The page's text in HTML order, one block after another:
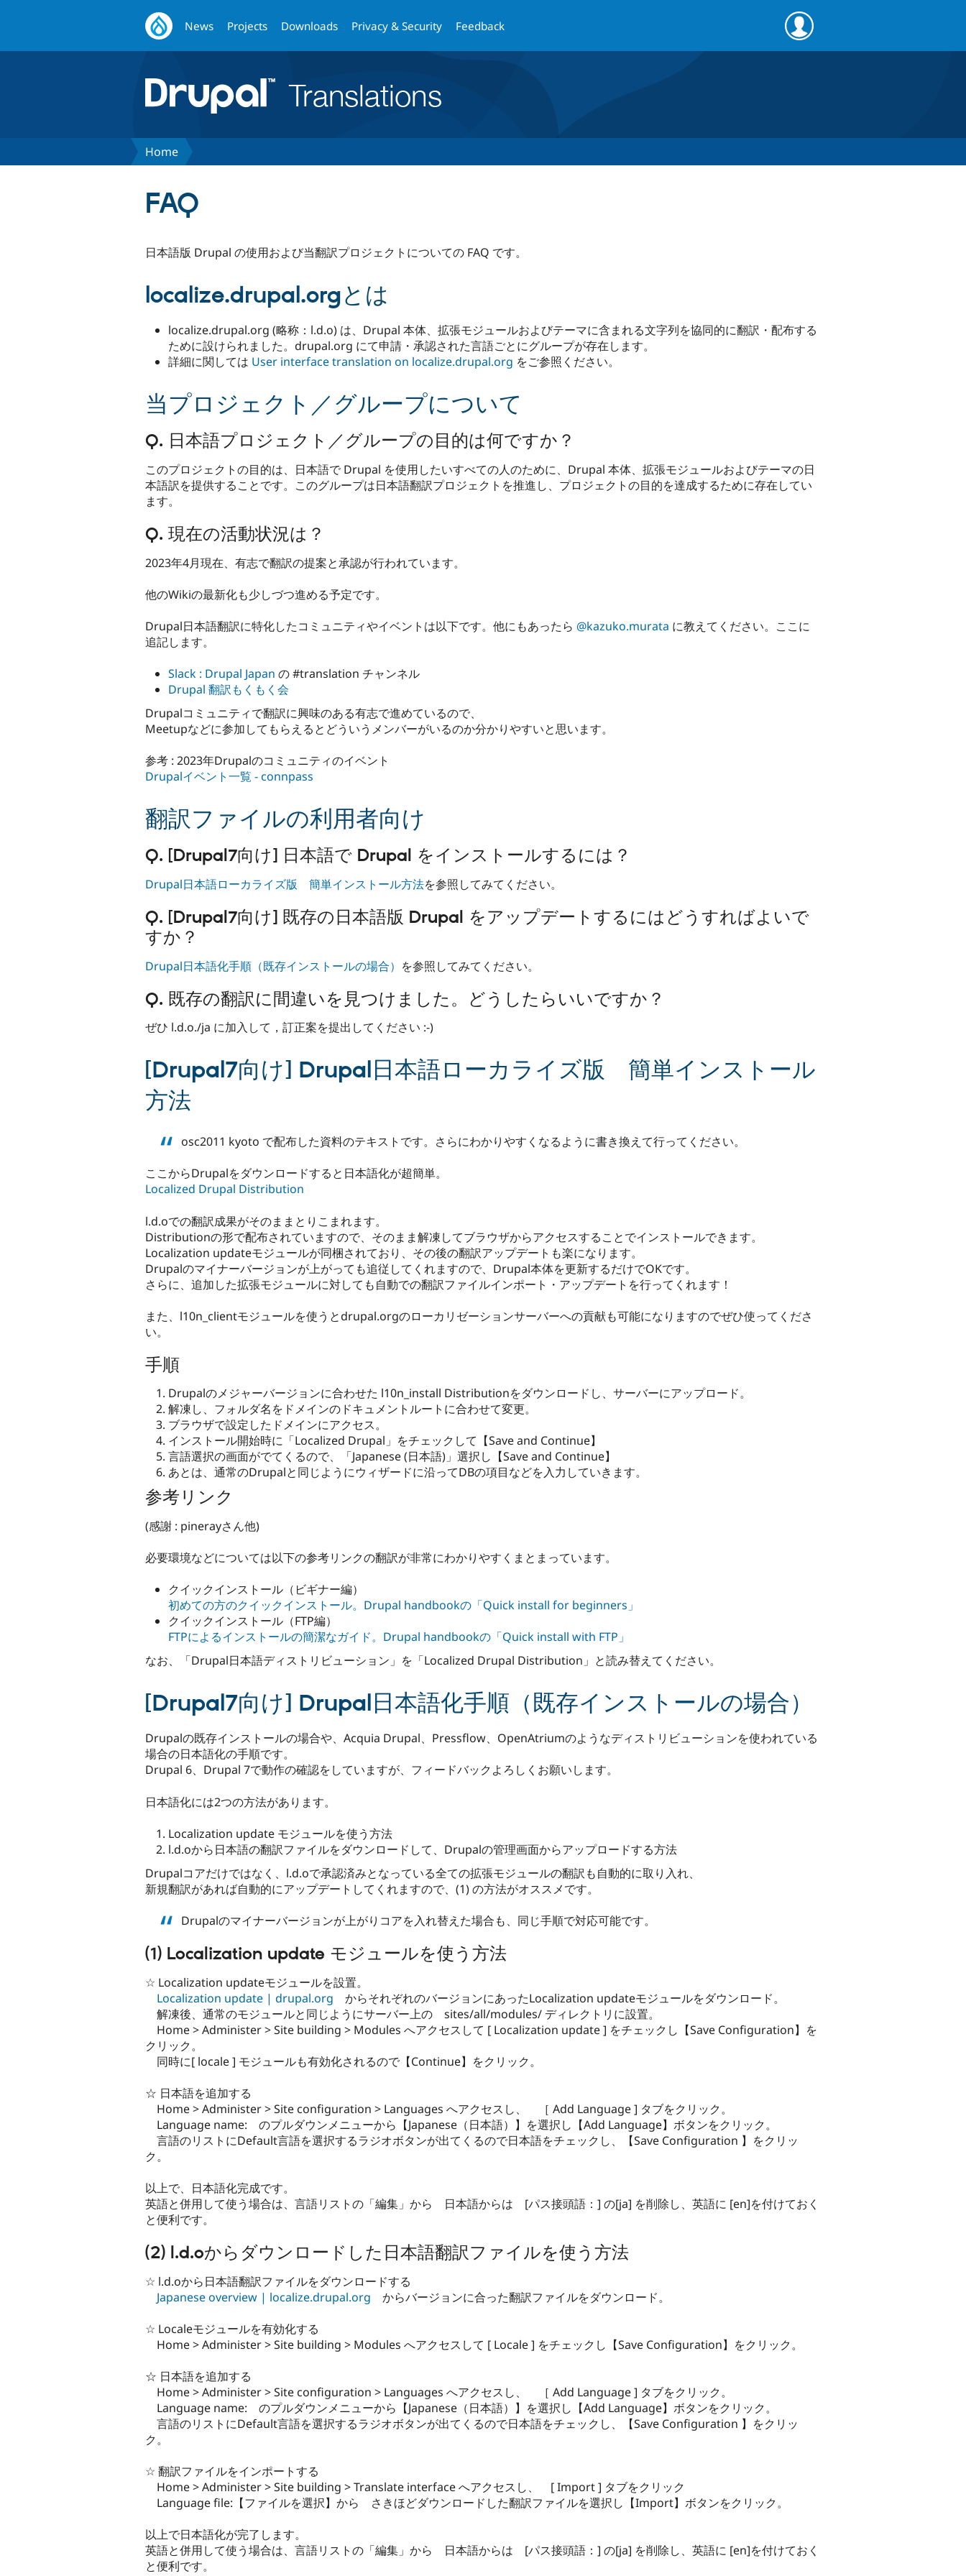
to
to
News Projects Downloads Privacy & Security Feedback
Home
FAQ
日本語版 Drupal の使用および当翻訳プロジェクトについての FAQ です。
localize.drupal.orgとは
localize.drupal.org (略称：l.d.o) は、Drupal 本体、拡張モジュールおよびテーマに含まれる文字列を協同的に翻訳・配布する
ために設けられました。drupal.org にて申請・承認された言語ごとにグループが存在します。
詳細に関しては User interface translation on localize.drupal.org をご参照ください。
当プロジェクト／グループについて
Q. 日本語プロジェクト／グループの目的は何ですか？
このプロジェクトの目的は、日本語で Drupal を使用したいすべての人のために、Drupal 本体、拡張モジュールおよびテーマの日
本語訳を提供することです。このグループは日本語翻訳プロジェクトを推進し、プロジェクトの目的を達成するために存在してい
ます。
Q. 現在の活動状況は？
2023年4月現在、有志で翻訳の提案と承認が行われています。
他のWikiの最新化も少しづつ進める予定です。
Drupal日本語翻訳に特化したコミュニティやイベントは以下です。他にもあったら @kazuko.murata に教えてください。ここに
追記します。
Slack : Drupal Japan の #translation チャンネル
Drupal 翻訳もくもく会
Drupalコミュニティで翻訳に興味のある有志で進めているので、
Meetupなどに参加してもらえるとどういうメンバーがいるのか分かりやすいと思います。
参考 : 2023年Drupalのコミュニティのイベント
Drupalイベント一覧 - connpass
翻訳ファイルの利用者向け
Q. [Drupal7向け] 日本語で Drupal をインストールするには？
Drupal日本語ローカライズ版 簡単インストール方法を参照してみてください。
Q. [Drupal7向け] 既存の日本語版 Drupal をアップデートするにはどうすればよいで
すか？
Drupal日本語化手順（既存インストールの場合） を参照してみてください。
Q. 既存の翻訳に間違いを見つけました。どうしたらいいですか？
ぜひ l.d.o./ja に加入して，訂正案を提出してください :-)
[Drupal7向け] Drupal日本語ローカライズ版 簡単インストール
方法
osc2011 kyoto で配布した資料のテキストです。さらにわかりやすくなるように書き換えて行ってください。
ここからDrupalをダウンロードすると日本語化が超簡単。
Localized Drupal Distribution
l.d.oでの翻訳成果がそのままとりこまれます。
Distributionの形で配布されていますので、そのまま解凍してブラウザからアクセスすることでインストールできます。
Localization updateモジュールが同梱されており、その後の翻訳アップデートも楽になります。
Drupalのマイナーバージョンが上がっても追従してくれますので、Drupal本体を更新するだけでOKです。
さらに、追加した拡張モジュールに対しても自動での翻訳ファイルインポート・アップデートを行ってくれます！
また、l10n_clientモジュールを使うとdrupal.orgのローカリゼーションサーバーへの貢献も可能になりますのでぜひ使ってくださ
い。
手順
Drupalのメジャーバージョンに合わせた l10n_install Distributionをダウンロードし、サーバーにアップロード。
解凍し、フォルダ名をドメインのドキュメントルートに合わせて変更。
ブラウザで設定したドメインにアクセス。
インストール開始時に「Localized Drupal」をチェックして【Save and Continue】
言語選択の画面がでてくるので、「Japanese (日本語)」選択し【Save and Continue】
あとは、通常のDrupalと同じようにウィザードに沿ってDBの項目などを入力していきます。
参考リンク
(感謝 : pinerayさん他)
必要環境などについては以下の参考リンクの翻訳が非常にわかりやすくまとまっています。
クイックインストール（ビギナー編）
初めての方のクイックインストール。Drupal handbookの「Quick install for beginners」
クイックインストール（FTP編）
FTPによるインストールの簡潔なガイド。Drupal handbookの「Quick install with FTP」
なお、「Drupal日本語ディストリビューション」を「Localized Drupal Distribution」と読み替えてください。
[Drupal7向け] Drupal日本語化手順（既存インストールの場合）
Drupalの既存インストールの場合や、Acquia Drupal、Pressflow、OpenAtriumのようなディストリビューションを使われている
場合の日本語化の手順です。
Drupal 6、Drupal 7で動作の確認をしていますが、フィードバックよろしくお願いします。
日本語化には2つの方法があります。
Localization update モジュールを使う方法
l.d.oから日本語の翻訳ファイルをダウンロードして、Drupalの管理画面からアップロードする方法
Drupalコアだけではなく、l.d.oで承認済みとなっている全ての拡張モジュールの翻訳も自動的に取り入れ、
新規翻訳があれば自動的にアップデートしてくれますので、(1) の方法がオススメです。
Drupalのマイナーバージョンが上がりコアを入れ替えた場合も、同じ手順で対応可能です。
(1) Localization update モジュールを使う方法
☆ Localization updateモジュールを設置。
Localization update | drupal.org からそれぞれのバージョンにあったLocalization updateモジュールをダウンロード。
解凍後、通常のモジュールと同じようにサーバー上の sites/all/modules/ ディレクトリに設置。
Home > Administer > Site building > Modules へアクセスして [ Localization update ] をチェックし【Save Configuration】を
クリック。
同時に[ locale ] モジュールも有効化されるので【Continue】をクリック。
☆ 日本語を追加する
Home > Administer > Site configuration > Languages へアクセスし、 ［ Add Language ] タブをクリック。
Language name: のプルダウンメニューから【Japanese（日本語）】を選択し【Add Language】ボタンをクリック。
言語のリストにDefault言語を選択するラジオボタンが出てくるので日本語をチェックし、【Save Configuration 】をクリッ
ク。
以上で、日本語化完成です。
英語と併用して使う場合は、言語リストの「編集」から 日本語からは [パス接頭語：] の[ja] を削除し、英語に [en]を付けておく
と便利です。
(2) l.d.oからダウンロードした日本語翻訳ファイルを使う方法
☆ l.d.oから日本語翻訳ファイルをダウンロードする
Japanese overview | localize.drupal.org からバージョンに合った翻訳ファイルをダウンロード。
☆ Localeモジュールを有効化する
Home > Administer > Site building > Modules へアクセスして [ Locale ] をチェックし【Save Configuration】をクリック。
☆ 日本語を追加する
Home > Administer > Site configuration > Languages へアクセスし、 ［ Add Language ] タブをクリック。
Language name: のプルダウンメニューから【Japanese（日本語）】を選択し【Add Language】ボタンをクリック。
言語のリストにDefault言語を選択するラジオボタンが出てくるので日本語をチェックし、【Save Configuration 】をクリッ
ク。
☆ 翻訳ファイルをインポートする
Home > Administer > Site building > Translate interface へアクセスし、 [ Import ] タブをクリック
Language file:【ファイルを選択】から さきほどダウンロードした翻訳ファイルを選択し【Import】ボタンをクリック。
以上で日本語化が完了します。
英語と併用して使う場合は、言語リストの「編集」から 日本語からは [パス接頭語：] の[ja] を削除し、英語に [en]を付けておく
と便利です。